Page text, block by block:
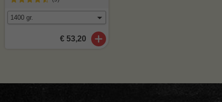
€ 53,20